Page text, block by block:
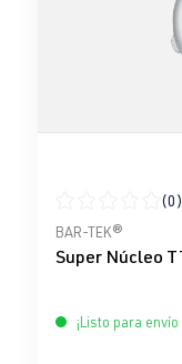
Calificación
(0)
BAR-TEK®
Super Núcleo
¡Listo para